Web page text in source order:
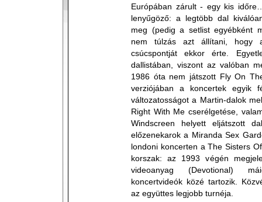
Európában zárult - egy kis
lenyűgöző: a legtöbb dal
meg (pedig a setlist egyébként
nem túlzás azt állítani, hogy
csúcspontját ekkor érte.
dallistában, viszont az valóban
1986 óta nem játszott Fly On
verziójában a koncertek egyik
változatosságot a Martin-dalok
Right With Me cserélgetése,
Windscreen helyett eljátszott
előzenekarok a Miranda Sex
londoni koncerten a The Sisters
korszak: az 1993 végén
videoanyag (Devotional)
koncertvideók közé tartozik.
az együttes legjobb turnéja.